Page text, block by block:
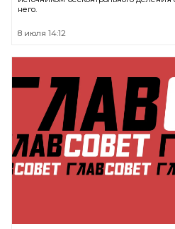
него.
8 июля 14:12